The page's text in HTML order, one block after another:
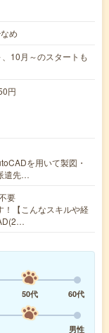
め
10月～のスタートも
円
を用いて製図・
遣先…
要
！【こんなスキルや経
50代
60代
男性